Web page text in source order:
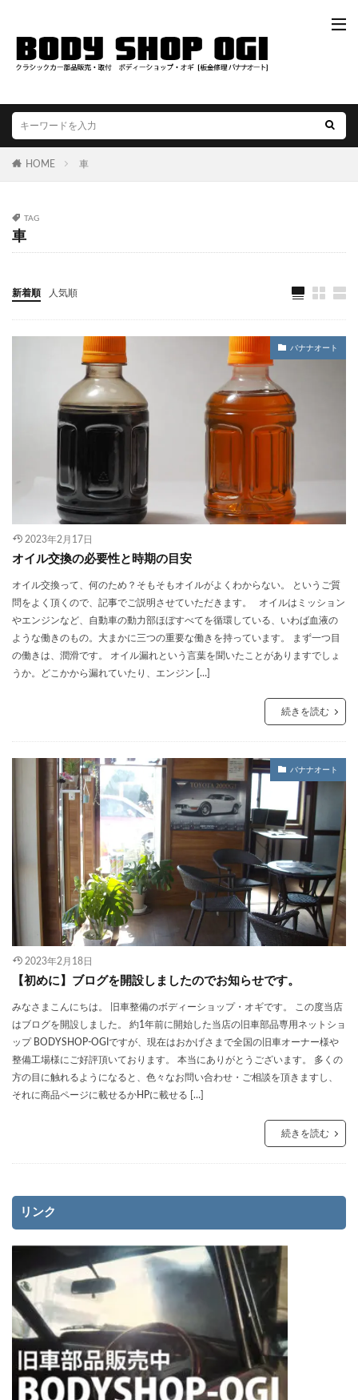
HOME 車
TAG
車
新着順 人気順
バナナオート
2023年2月17日
オイル交換の必要性と時期の目安
オイル交換って、何のため？そもそもオイルがよくわからない。 というご質
問をよく頂くので、記事でご説明させていただきます。 オイルはミッション
やエンジンなど、自動車の動力部ほぼすべてを循環している、いわば血液の
ような働きのもの。大まかに三つの重要な働きを持っています。 まず一つ目
の働きは、潤滑です。 オイル漏れという言葉を聞いたことがありますでしょ
うか。どこかから漏れていたり、エンジン […]
続きを読む
バナナオート
2023年2月18日
【初めに】ブログを開設しましたのでお知らせです。
みなさまこんにちは。 旧車整備のボディーショップ・オギです。 この度当店
はブログを開設しました。 約1年前に開始した当店の旧車部品専用ネットショ
ップ BODYSHOP-OGIですが、現在はおかげさまで全国の旧車オーナー様や
整備工場様にご好評頂いております。 本当にありがとうございます。 多くの
方の目に触れるようになると、色々なお問い合わせ・ご相談を頂きますし、
それに商品ページに載せるかHPに載せる […]
続きを読む
リンク